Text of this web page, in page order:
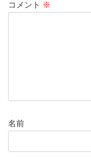
コメント ※
名前